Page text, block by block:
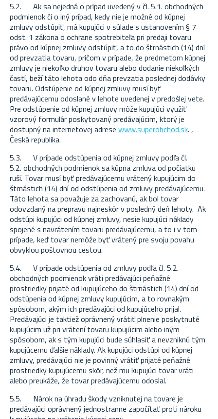
5.2. Ak sa nejedná o prípad uvedený v čl. 5.1. obchodných
podmienok či o iný prípad, kedy nie je možné od kúpnej
zmluvy odstúpiť, má kupujúci v súlade s ustanovením § 7
odst. 1 zákona o ochrane spotrebiteľa pri predaji tovaru
právo od kúpnej zmluvy odstúpiť, a to do štrnástich (14) dní
od prevzatia tovaru, pričom v prípade, že predmetom kúpnej
zmluvy je niekoľko druhov tovaru alebo dodanie niekoľkých
častí, beží táto lehota odo dňa prevzatia poslednej dodávky
tovaru. Odstúpenie od kúpnej zmluvy musí byť
predávajúcemu odoslané v lehote uvedenej v predošlej vete.
Pre odstúpenie od kúpnej zmluvy môže kupujúci využiť
vzorový formulár poskytovaný predávajúcim, ktorý je
dostupný na internetovej adrese www.superobchod.sk. ,
Česká republika.
5.3. V prípade odstúpenia od kúpnej zmluvy podľa čl.
5.2. obchodných podmienok sa kúpna zmluva od počiatku
ruší. Tovar musí byť predávajúcemu vrátený kupujúcim do
štrnástich (14) dní od odstúpenia od zmluvy predávajúcemu.
Táto lehota sa považuje za zachovanú, ak bol tovar
odovzdaný na prepravu najneskôr v posledný deň lehoty. Ak
odstúpi kupujúci od kúpnej zmluvy, nesie kupujúci náklady
spojené s navrátením tovaru predávajúcemu, a to i v tom
prípade, keď tovar nemôže byť vrátený pre svoju povahu
obvyklou poštovnou cestou.
5.4. V prípade odstúpenia od zmluvy podľa čl. 5.2.
obchodných podmienok vráti predávajúci peňažné
prostriedky prijaté od kupujúceho do štrnástich (14) dní od
odstúpenia od kúpnej zmluvy kupujúcim, a to rovnakým
spôsobom, akým ich predávajúci od kupujúceho prijal.
Predávajúci je taktiež oprávnený vrátiť plnenie poskytnuté
kupujúcim už pri vrátení tovaru kupujúcim alebo iným
spôsobom, ak s tým kupujúci bude súhlasiť a nevzniknú tým
kupujúcemu ďalšie náklady. Ak kupujúci odstúpi od kúpnej
zmluvy, predávajúci nie je povinný vrátiť prijaté peňažné
prostriedky kupujúcemu skôr, než mu kupujúci tovar vráti
alebo preukáže, že tovar predávajúcemu odoslal.
5.5. Nárok na úhradu škody vzniknutej na tovare je
predávajúci oprávnený jednostranne započítať proti nároku